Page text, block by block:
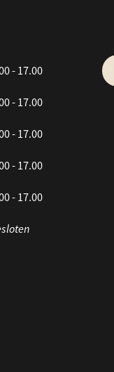
- 17.00
- 17.00
- 17.00
- 17.00
- 17.00